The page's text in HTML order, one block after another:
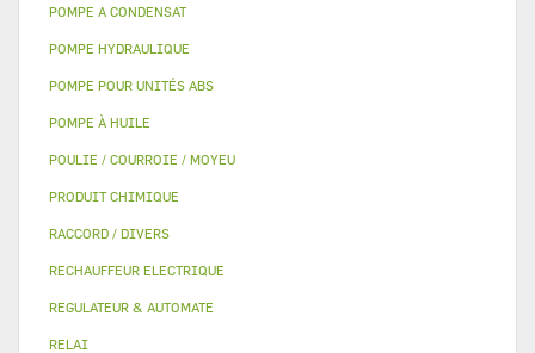
POMPE A CONDENSAT
POMPE HYDRAULIQUE
POMPE POUR UNITÉS ABS
POMPE À HUILE
POULIE / COURROIE / MOYEU
PRODUIT CHIMIQUE
RACCORD / DIVERS
RECHAUFFEUR ELECTRIQUE
REGULATEUR & AUTOMATE
RELAI